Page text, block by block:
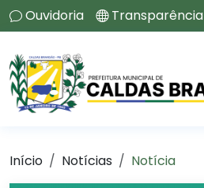
Ouvidoria Transparência
Início Notícias Notícia